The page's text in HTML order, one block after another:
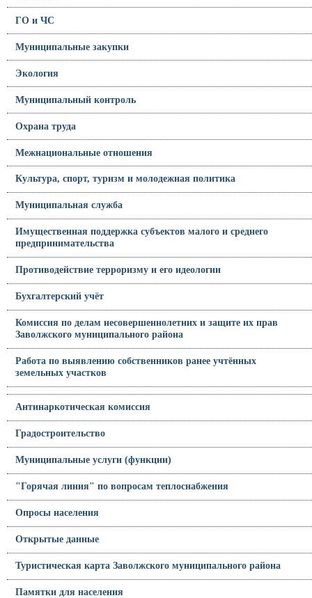
ГО и ЧС
Муниципальные закупки
Экология
Муниципальный контроль
Охрана труда
Межнациональные отношения
Культура, спорт, туризм и молодежная политика
Муниципальная служба
Имущественная поддержка субъектов малого и среднего
предпринимательства
Противодействие терроризму и его идеологии
Бухгалтерский учёт
Комиссия по делам несовершеннолетних и защите их прав
Заволжского муниципального района
Работа по выявлению собственников ранее учтённых
земельных участков
Антинаркотическая комиссия
Градостроительство
Муниципальные услуги (функции)
"Горячая линия" по вопросам теплоснабжения
Опросы населения
Открытые данные
Туристическая карта Заволжского муниципального района
Памятки для населения